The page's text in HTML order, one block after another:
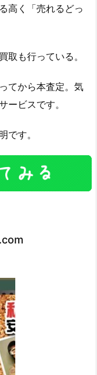
高く「売れるどっ
取も行っている。
てから本査定。気
ービスです。
です。